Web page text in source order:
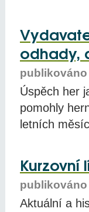
odhady,
publikováno
Úspěch her
pomohly
letních
Kurzovní
publikováno
Aktuální a